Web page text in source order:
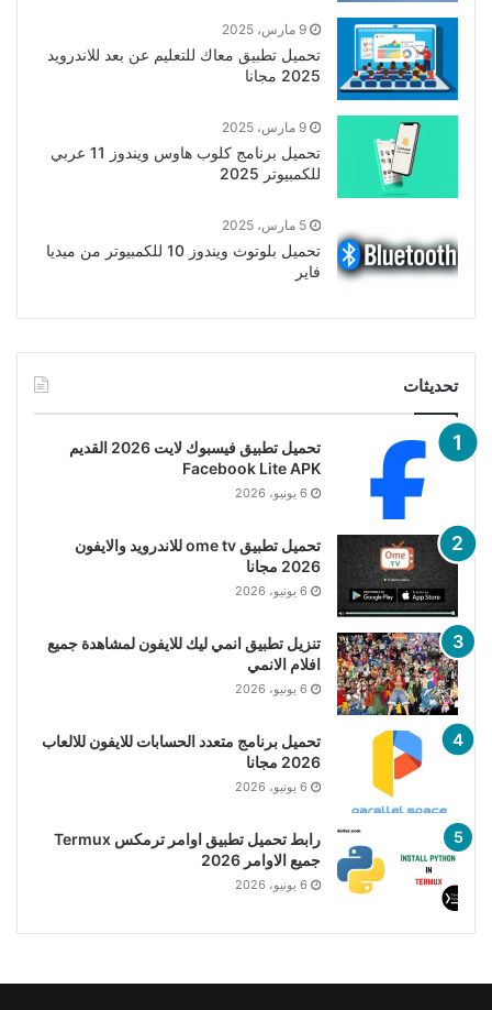
9 مارس، 2025
تحميل تطبيق معاك للتعليم عن بعد للاندرويد
2025 مجانا
9 مارس، 2025
تحميل برنامج كلوب هاوس ويندوز 11 عربي
للكمبيوتر 2025
5 مارس، 2025
تحميل بلوتوث ويندوز 10 للكمبيوتر من ميديا
فاير
تحديثات
تحميل تطبيق فيسبوك لايت 2026 القديم
Facebook Lite APK
6 يونيو، 2026
تحميل تطبيق ome tv للاندرويد والايفون
2026 مجانا
6 يونيو، 2026
تنزيل تطبيق انمي ليك للايفون لمشاهدة جميع
افلام الانمي
6 يونيو، 2026
تحميل برنامج متعدد الحسابات للايفون للالعاب
2026 مجانا
6 يونيو، 2026
رابط تحميل تطبيق اوامر ترمكس Termux
جميع الاوامر 2026
6 يونيو، 2026